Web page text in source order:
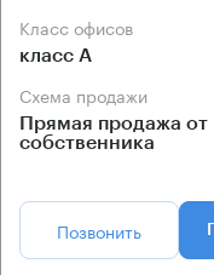
Класс офисов
класс А
Схема продажи
Прямая продажа от
собственника
Позвонить